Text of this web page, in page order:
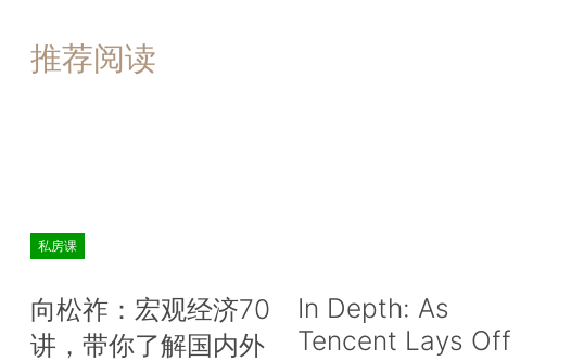
推荐阅读
私房课
向松祚：宏观经济70
讲，带你了解国内外
In Depth: As
Tencent Lays Off